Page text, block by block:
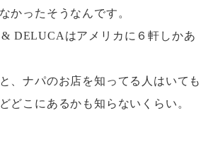
かったそうなんです。
DELUCAはアメリカに６軒しかあ
、ナパのお店を知ってる人はいても
どこにあるかも知らないくらい。